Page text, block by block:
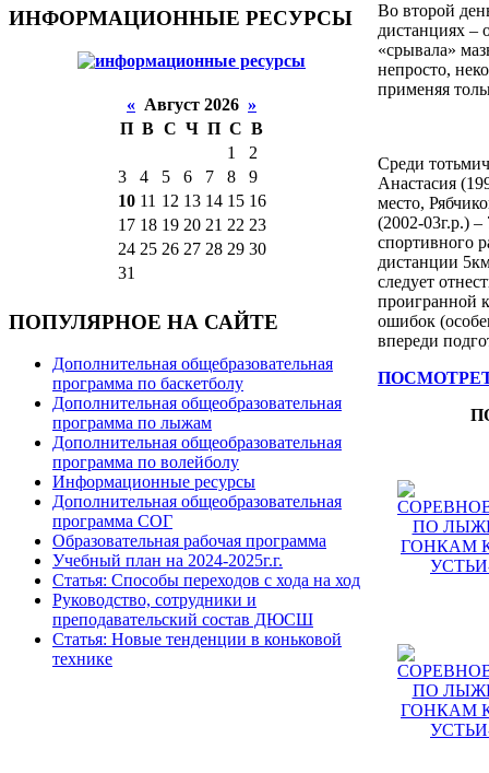
ИНФОРМАЦИОННЫЕ РЕСУРСЫ
« Август 2026 »
П В С Ч П С В
1
2
3
4 5 6 7 8
9
10 11 12 13 14 15 16
17 18 19 20 21 22 23
24 25 26 27 28 29 30
31
ПОПУЛЯРНОЕ НА САЙТЕ
Дополнительная общебразовательная
программа по баскетболу
Дополнительная общеобразовательная
программа по лыжам
Дополнительная общеобразовательная
программа по волейболу
Информационные ресурсы
Дополнительная общеобразовательная
программа СОГ
Образовательная рабочая программа
Учебный план на 2024-2025г.г.
Статья: Способы переходов с хода на ход
Руководство, сотрудники и
преподавательский состав ДЮСШ
Статья: Новые тенденции в коньковой
технике
Во второй
дистанциях –
«срывала»
непросто,
применяя
Среди
Анастасия
место,
(2002-03г.р.)
спортивного
дистанции
следует
проигранной
ошибок
впереди